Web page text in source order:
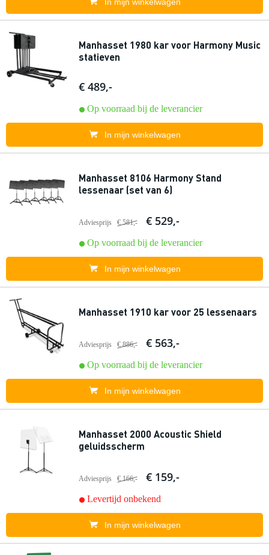
Manhasset 1980 kar voor Harmony Music
statieven
€ 489,-
Op voorraad bij de leverancier
In mijn winkelwagen
Manhasset 8106 Harmony Stand
lessenaar (set van 6)
Adviesprijs € 581,- € 529,-
Op voorraad bij de leverancier
In mijn winkelwagen
Manhasset 1910 kar voor 25 lessenaars
Adviesprijs € 886,- € 563,-
Op voorraad bij de leverancier
In mijn winkelwagen
Manhasset 2000 Acoustic Shield
geluidsscherm
Adviesprijs € 166,- € 159,-
Levertijd onbekend
In mijn winkelwagen